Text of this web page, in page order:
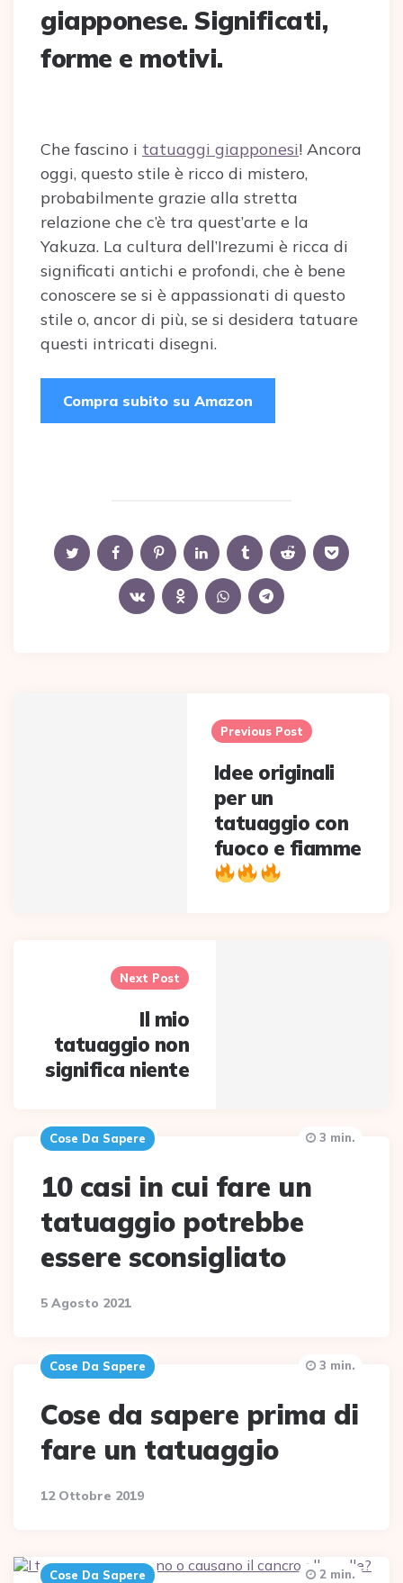
giapponese. Significati,
forme e motivi.
Che fascino i tatuaggi giapponesi! Ancora
oggi, questo stile è ricco di mistero,
probabilmente grazie alla stretta
relazione che c’è tra quest’arte e la
Yakuza. La cultura dell’Irezumi è ricca di
significati antichi e profondi, che è bene
conoscere se si è appassionati di questo
stile o, ancor di più, se si desidera tatuare
questi intricati disegni.
Compra subito su Amazon
Previous Post
Idee originali
per un
tatuaggio con
fuoco e fiamme
Next Post
Il mio
tatuaggio non
significa niente
Cose Da Sapere
10 casi in cui fare un
tatuaggio potrebbe
essere sconsigliato
5 Agosto 2021
3 min.
Cose Da Sapere
Cose da sapere prima di
fare un tatuaggio
12 Ottobre 2019
3 min.
Cose Da Sapere 2 min.